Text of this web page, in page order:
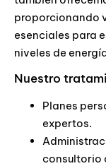
proporcionando
esenciales para
niveles de
Nuestro
Planes
expertos.
consultorio